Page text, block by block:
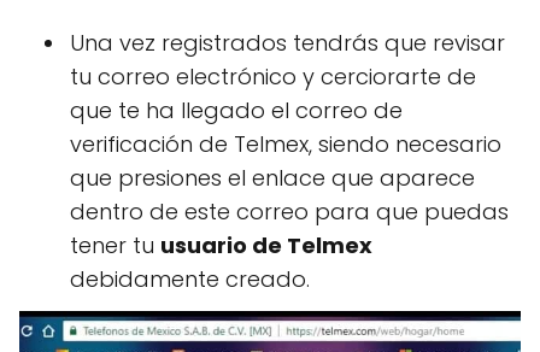
Una vez registrados tendrás que revisar
tu correo electrónico y cerciorarte de
que te ha llegado el correo de
verificación de Telmex, siendo necesario
que presiones el enlace que aparece
dentro de este correo para que puedas
tener tu usuario de Telmex
debidamente creado.